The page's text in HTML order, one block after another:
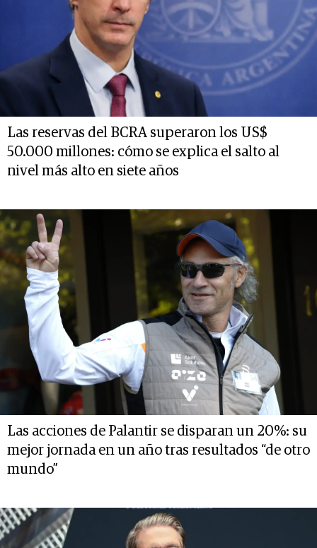
Las reservas del BCRA superaron los US$
50.000 millones: cómo se explica el salto al
nivel más alto en siete años
Las acciones de Palantir se disparan un 20%: su
mejor jornada en un año tras resultados “de otro
mundo”